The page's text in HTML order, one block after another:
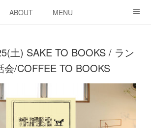
・カド
ABOUT MENU
土) SAKE TO BOOKS / ラン
会/COFFEE TO BOOKS